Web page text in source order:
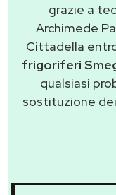
grazie a
Archimede
Cittadella
frigoriferi
qualsiasi
sostituzione